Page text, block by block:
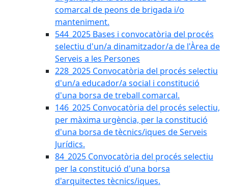
comarcal de peons de brigada i/o
manteniment.
544_2025 Bases i convocatòria del procés
selectiu d'un/a dinamitzador/a de l'Àrea de
Serveis a les Persones
228_2025 Convocatòria del procés selectiu
d'un/a educador/a social i constitució
d'una borsa de treball comarcal.
146_2025 Convocatòria del procés selectiu,
per màxima urgència, per la constitució
d'una borsa de tècnics/iques de Serveis
Jurídics.
84_2025 Convocatòria del procés selectiu
per la constitució d'una borsa
d'arquitectes tècnics/iques.